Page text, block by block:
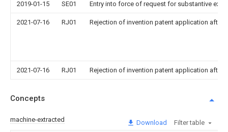
2019-01-15 SE01 Entry into force of request for substantive
2021-07-16 RJ01 Rejection of invention patent application after
2021-07-16 RJ01 Rejection of invention patent application after
Concepts
machine-extracted Download Filter table